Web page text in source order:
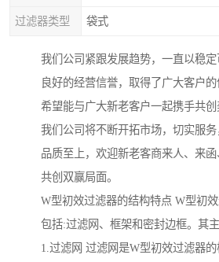
过滤器类型 袋式
我们公司紧跟发展趋势，一直以稳
良好的经营信誉，取得了广大客户
希望能与广大新老客户一起携手共创
我们公司将不断开拓市场，切实服务
品质至上，欢迎新老客商来人、来函
共创双赢局面。
W型初效过滤器的结构特点 W型初
包括:过滤网、框架和密封边框。其
1.过滤网 过滤网是W型初效过滤器